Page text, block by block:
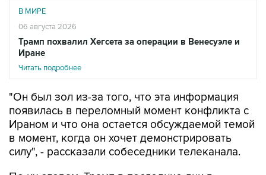
В МИРЕ
06 августа 2026
Трамп похвалил Хегсета за операции в Венесуэле и
Иране
Читать подробнее
"Он был зол из-за того, что эта информация
появилась в переломный момент конфликта с
Ираном и что она остается обсуждаемой темой
в момент, когда он хочет демонстрировать
силу", - рассказали собеседники телеканала.